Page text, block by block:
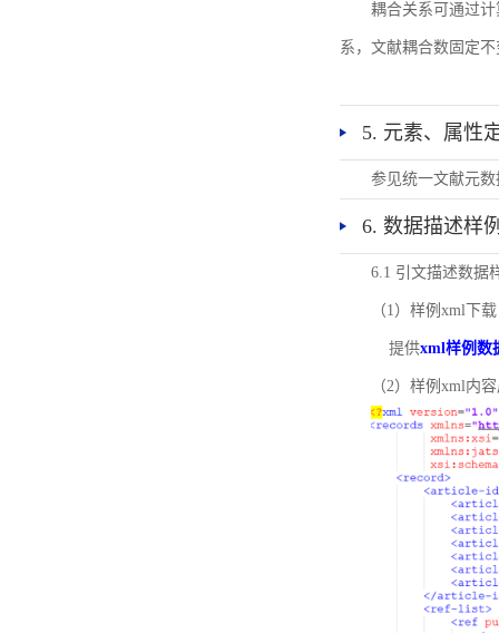
耦合关系可通过
系，文献耦合数固定不
5. 元素、属性
参见统一文献元
6. 数据描述样
6.1 引文描述数据
（1）样例xml下载
提供xml样例数
（2）样例xml内